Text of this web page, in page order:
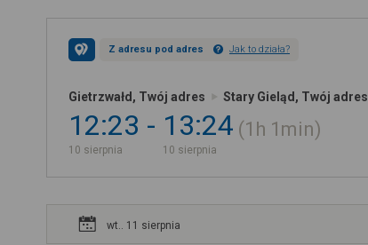
Z adresu pod adres Jak to działa?
Gietrzwałd, Twój adres Stary Gieląd, Twój adres
12:23
10 sierpnia
13:24
10 sierpnia
1h 1min
wt.. 11 sierpnia